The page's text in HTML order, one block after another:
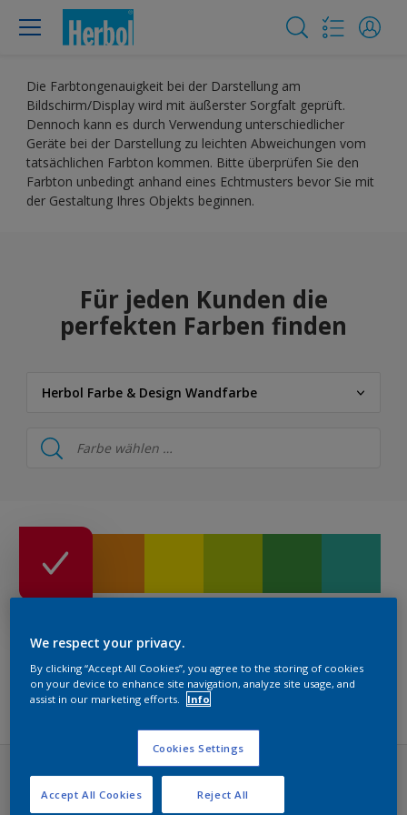
Die Farbtongenauigkeit bei der Darstellung am
Bildschirm/Display wird mit äußerster Sorgfalt geprüft.
Dennoch kann es durch Verwendung unterschiedlicher
Geräte bei der Darstellung zu leichten Abweichungen vom
tatsächlichen Farbton kommen. Bitte überprüfen Sie den
Farbton unbedingt anhand eines Echtmusters bevor Sie mit
der Gestaltung Ihres Objekts beginnen.
Für jeden Kunden die
perfekten Farben finden
Herbol Farbe & Design Wandfarbe
Herbol
Herbol Farbe & Fassade Wandfarbe
Herbol Farbe & Architektur
Herbol Farbe & Boden
Herbol Farbe & Metall
Herbol Offenporig Holzfarbtöne
Herbol Holzlasuren Buntfarbtöne
FILTERS KOLLEKTION
Herbol Farbe & Design Wandfarbe (50 Farbtöne)
We respect your privacy.
By clicking “Accept All Cookies”, you agree to the storing of cookies
on your device to enhance site navigation, analyze site usage, and
assist in our marketing efforts.
Info
Cookies Settings
Reject All
Accept All Cookies